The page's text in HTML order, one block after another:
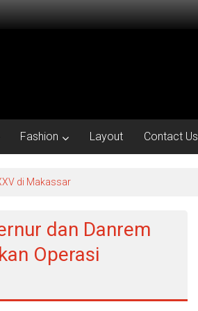
Fashion Layout Contact Us
di Makassar
dan Danrem
Operasi